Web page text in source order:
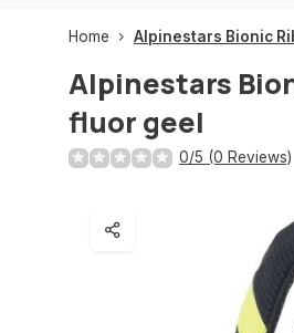
Home Alpinestars Bionic
Alpinestars
fluor geel
0/5 (0 Reviews)